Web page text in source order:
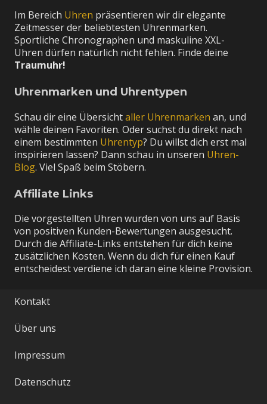
Im Bereich Uhren präsentieren wir dir elegante
Zeitmesser der beliebtesten Uhrenmarken.
Sportliche Chronographen und maskuline XXL-
Uhren dürfen natürlich nicht fehlen. Finde deine
Traumuhr!
Uhrenmarken und Uhrentypen
Schau dir eine Übersichtaller Uhrenmarken an, und
wähle deinen Favoriten. Oder suchst du direkt nach
einem bestimmten Uhrentyp? Du willst dich erst mal
inspirieren lassen? Dann schau in unseren Uhren-
Blog. Viel Spaß beim Stöbern.
Affiliate Links
Die vorgestellten Uhren wurden von uns auf Basis
von positiven Kunden-Bewertungen ausgesucht.
Durch die Affiliate-Links entstehen für dich keine
zusätzlichen Kosten. Wenn du dich für einen Kauf
entscheidest verdiene ich daran eine kleine Provision.
Kontakt
Über uns
Impressum
Datenschutz